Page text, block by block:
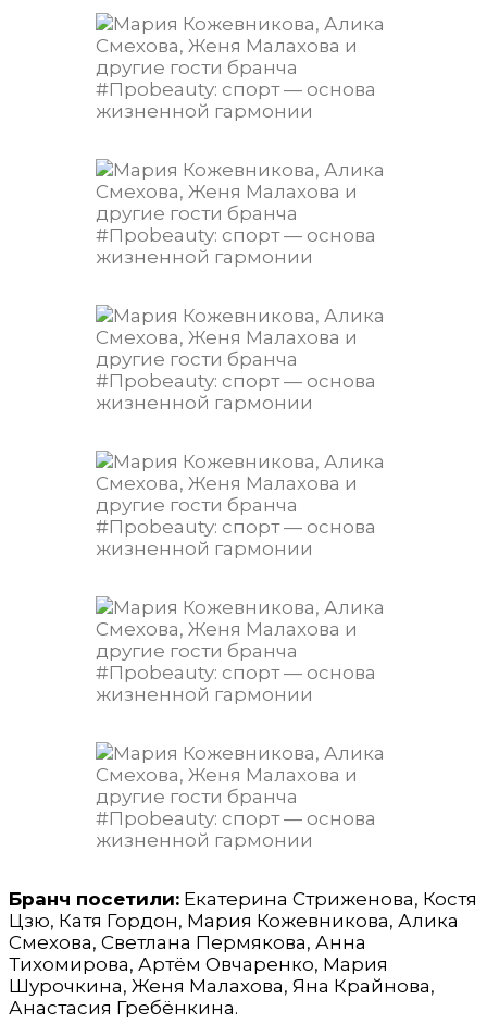
Бранч посетили: Екатерина Стриженова, Костя
Цзю, Катя Гордон, Мария Кожевникова, Алика
Смехова, Светлана Пермякова, Анна
Тихомирова, Артём Овчаренко, Мария
Шурочкина, Женя Малахова, Яна Крайнова,
Анастасия Гребёнкина.